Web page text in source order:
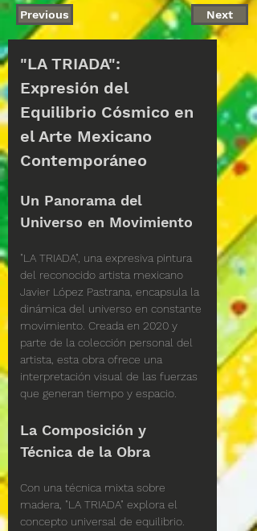
Previous Next
Disponible
"LA TRIADA":
Expresión del
Equilibrio Cósmico en
el Arte Mexicano
Contemporáneo
Un Panorama del
Universo en Movimiento
"LA TRIADA", una expresiva pintura
del reconocido artista mexicano
Javier López Pastrana, encapsula la
dinámica del universo en constante
movimiento. Creada en 2020 y
parte de la colección personal del
artista, esta obra ofrece una
interpretación visual de las fuerzas
que generan tiempo y espacio.
La Composición y
Técnica de la Obra
Con una técnica mixta sobre
madera, "LA TRIADA" explora el
concepto universal de equilibrio.